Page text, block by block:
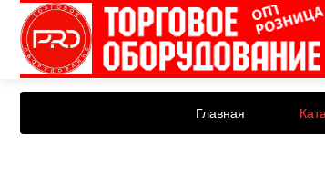
Главная